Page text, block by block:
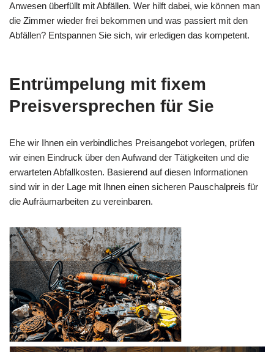
Anwesen überfüllt mit Abfällen. Wer hilft dabei, wie können man
die Zimmer wieder frei bekommen und was passiert mit den
Abfällen? Entspannen Sie sich, wir erledigen das kompetent.
Entrümpelung mit fixem
Preisversprechen für Sie
Ehe wir Ihnen ein verbindliches Preisangebot vorlegen, prüfen
wir einen Eindruck über den Aufwand der Tätigkeiten und die
erwarteten Abfallkosten. Basierend auf diesen Informationen
sind wir in der Lage mit Ihnen einen sicheren Pauschalpreis für
die Aufräumarbeiten zu vereinbaren.